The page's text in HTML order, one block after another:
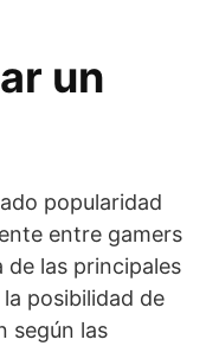
un
popularidad
entre gamers
las principales
posibilidad de
según las